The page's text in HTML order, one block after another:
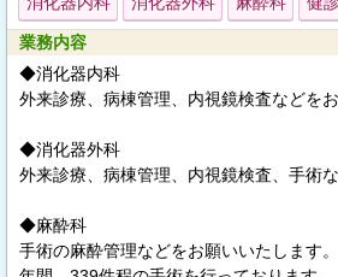
業務内容
◆消化器内科
外来診療、病棟管理、内視鏡検査などを
◆消化器外科
外来診療、病棟管理、内視鏡検査、手術
◆麻酔科
手術の麻酔管理などをお願いいたします。